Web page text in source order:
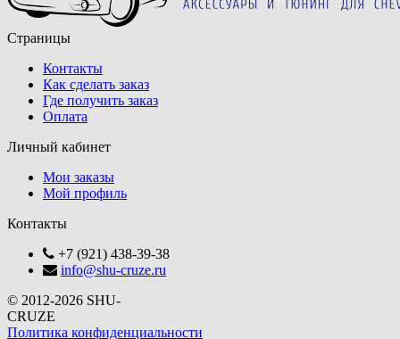
Страницы
Контакты
Как сделать заказ
Где получить заказ
Оплата
Личный кабинет
Мои заказы
Мой профиль
Контакты
+7 (921) 438-39-38
info@shu-cruze.ru
© 2012-2026 SHU-
CRUZE
Политика конфиденциальности